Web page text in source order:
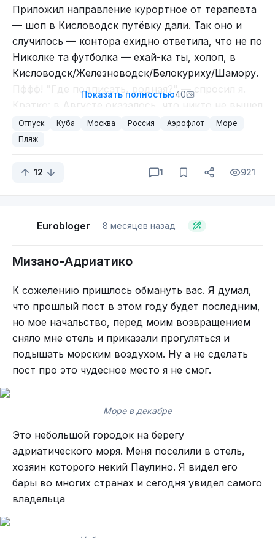
Дырки в песке
Может, это чайки точат клювы.
Зато тут много красивых камешков. И мне их
срочно надо.
Эти наглые жопы (чайки) бесстрашно
морд.
Я привык, что море должно пахнуть — во
Владивостоке ты с закрытыми глазами
определишь, что подходишь к берегу по запаху
водорослей. Балтийское море так не пахнет. Да,
когда дует ветерок со стороны воды, что-то
Приложил направление курортное от терапевта
— шоп в Кисловодск путёвку дали. Так оно и
случилось — контора ехидно ответила, что не по
Николке та футболка — ехай-ка ты, холоп, в
Кисловодск/Железноводск/Белокуриху/Шамору.
Пффф! "Где подписать, родная?" — спросил я.
на торги. Ожидаемо. Не больно и хотелось. Пф!
Сентябрь. Конец. На почту прилетает: "Холоп, ты
Сижу в машине, в голове звучит:
нопасаран, дрянная вода, разница 16 часов,
По ссылке выше — несколько неврастеничный
(который прошёл ездец как стрессово из-за
неадекватных сотрудников). Он частично
прошёл в водах Кубы, и мне там очень не
понравилось.
Куба…
досадно. Да и остаётся.
Куба…
Ну, да, 13% стоимости вычтет потом налоговая,
что-то вычнут из зарплаты. Заморочки с
проездом до Москвы (оплачивает
рабонаниматель раз в 2 года). Но…
Показать полностью40
Отпуск Куба Москва Россия Аэрофлот
Море
Пляж
12 1 921
Eurobloger 8 месяцев назад
Мизано-Адриатико
К сожелению пришлось обмануть вас. Я думал,
что прошлый пост в этом году будет последним,
но мое начальство, перед моим возвращением
сняло мне отель и приказали прогуляться и
подышать морским воздухом. Ну а не сделать
пост про это чудесное место я не смог.
Море в декабре
Это небольшой городок на берегу
адриатического моря. Меня поселили в отель,
хозяин которого некий Паулино. Я видел его
бары во многих странах и сегодня увидел самого
владельца